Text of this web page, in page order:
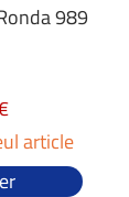
989
article